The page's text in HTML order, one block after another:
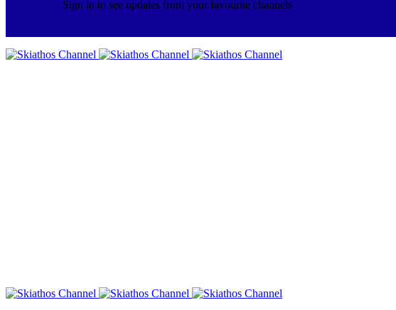
Sign in to see updates from your favourite channels